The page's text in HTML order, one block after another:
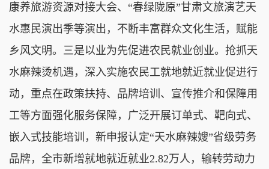
康养旅游资源对接大会、“春绿陇原”甘肃文旅演艺天
水惠民演出季等演出，不断丰富群众文化生活，赋能
乡风文明。三是以业为先促进农民就业创业。抢抓天
水麻辣烫机遇，深入实施农民工就地就近就业促进行
动，重点在政策扶持、品牌培训、宣传推介和保障用
工等方面强化服务保障，广泛开展订单式、靶向式、
嵌入式技能培训，新申报认定“天水麻辣嫂”省级劳务
品牌，全市新增就地就近就业2.82万人，输转劳动力